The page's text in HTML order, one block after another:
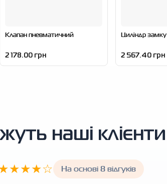
Клапан пневматичний
2 178.00 грн
Циліндр замку
2 567.40 грн
наші клієнти
На основі 8 відгуків